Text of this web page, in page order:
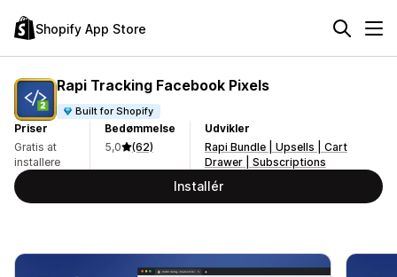
Shopify App Store
Rapi Tracking Facebook Pixels
Built for Shopify
Priser
Gratis at
installere
Bedømmelse
5,0
(62)
Udvikler
Rapi Bundle | Upsells | Cart
Drawer | Subscriptions
Installér